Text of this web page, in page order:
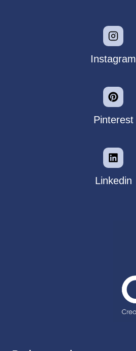
Instagram
Pinterest
Linkedin